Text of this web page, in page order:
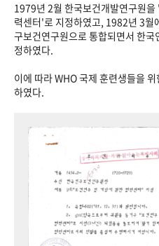
1979년 2월 한국보건개발연구원
력센터'로 지정하였고, 1982년 3월
구보건연구원으로 통합되면서 한
정하였다.
이에 따라 WHO 국제 훈련생들을
하였다.